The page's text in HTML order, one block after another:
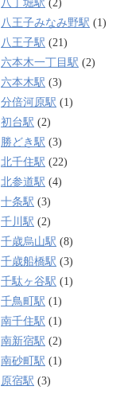
八丁堀駅 (2)
八王子みなみ野駅 (1)
八王子駅 (21)
六本木一丁目駅 (2)
六本木駅 (3)
分倍河原駅 (1)
初台駅 (2)
勝どき駅 (3)
北千住駅 (22)
北参道駅 (4)
十条駅 (3)
千川駅 (2)
千歳烏山駅 (8)
千歳船橋駅 (3)
千駄ヶ谷駅 (1)
千鳥町駅 (1)
南千住駅 (1)
南新宿駅 (2)
南砂町駅 (1)
原宿駅 (3)